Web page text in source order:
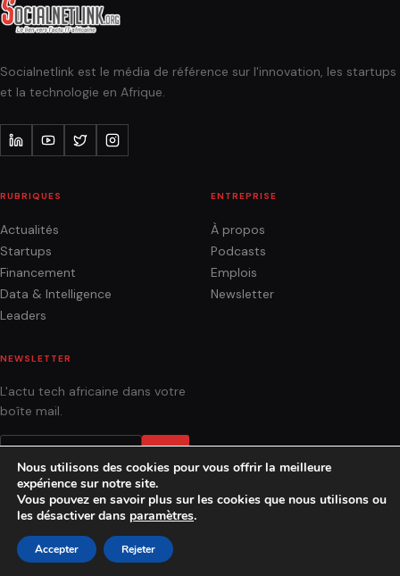
Socialnetlink est le média de référence sur l'innovation, les startups
et la technologie en Afrique.
RUBRIQUES
Actualités
Startups
Financement
Data & Intelligence
Leaders
ENTREPRISE
À propos
Podcasts
Emplois
Newsletter
NEWSLETTER
L'actu tech africaine dans votre
boîte mail.
OK
ACTUALITÉSANALYSES PODCASTS AGENCE
© 2026 Socialnetlink · Fait à Dakar, Sénégal.
Nous utilisons des cookies pour vous offrir la meilleure
expérience sur notre site.
Vous pouvez en savoir plus sur les cookies que nous utilisons ou
les désactiver dans paramètres.
Accepter Rejeter